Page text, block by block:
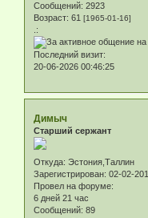
Сообщений: 2923
Возраст: 61 [1965-01-16]
.:
Последний визит:
20-06-2026 00:46:25
Димыч
Старший сержант
Откуда: Эстония,Таллин
Зарегистрирован: 02-02-
Провел на форуме:
6 дней 21 час
Сообщений: 89